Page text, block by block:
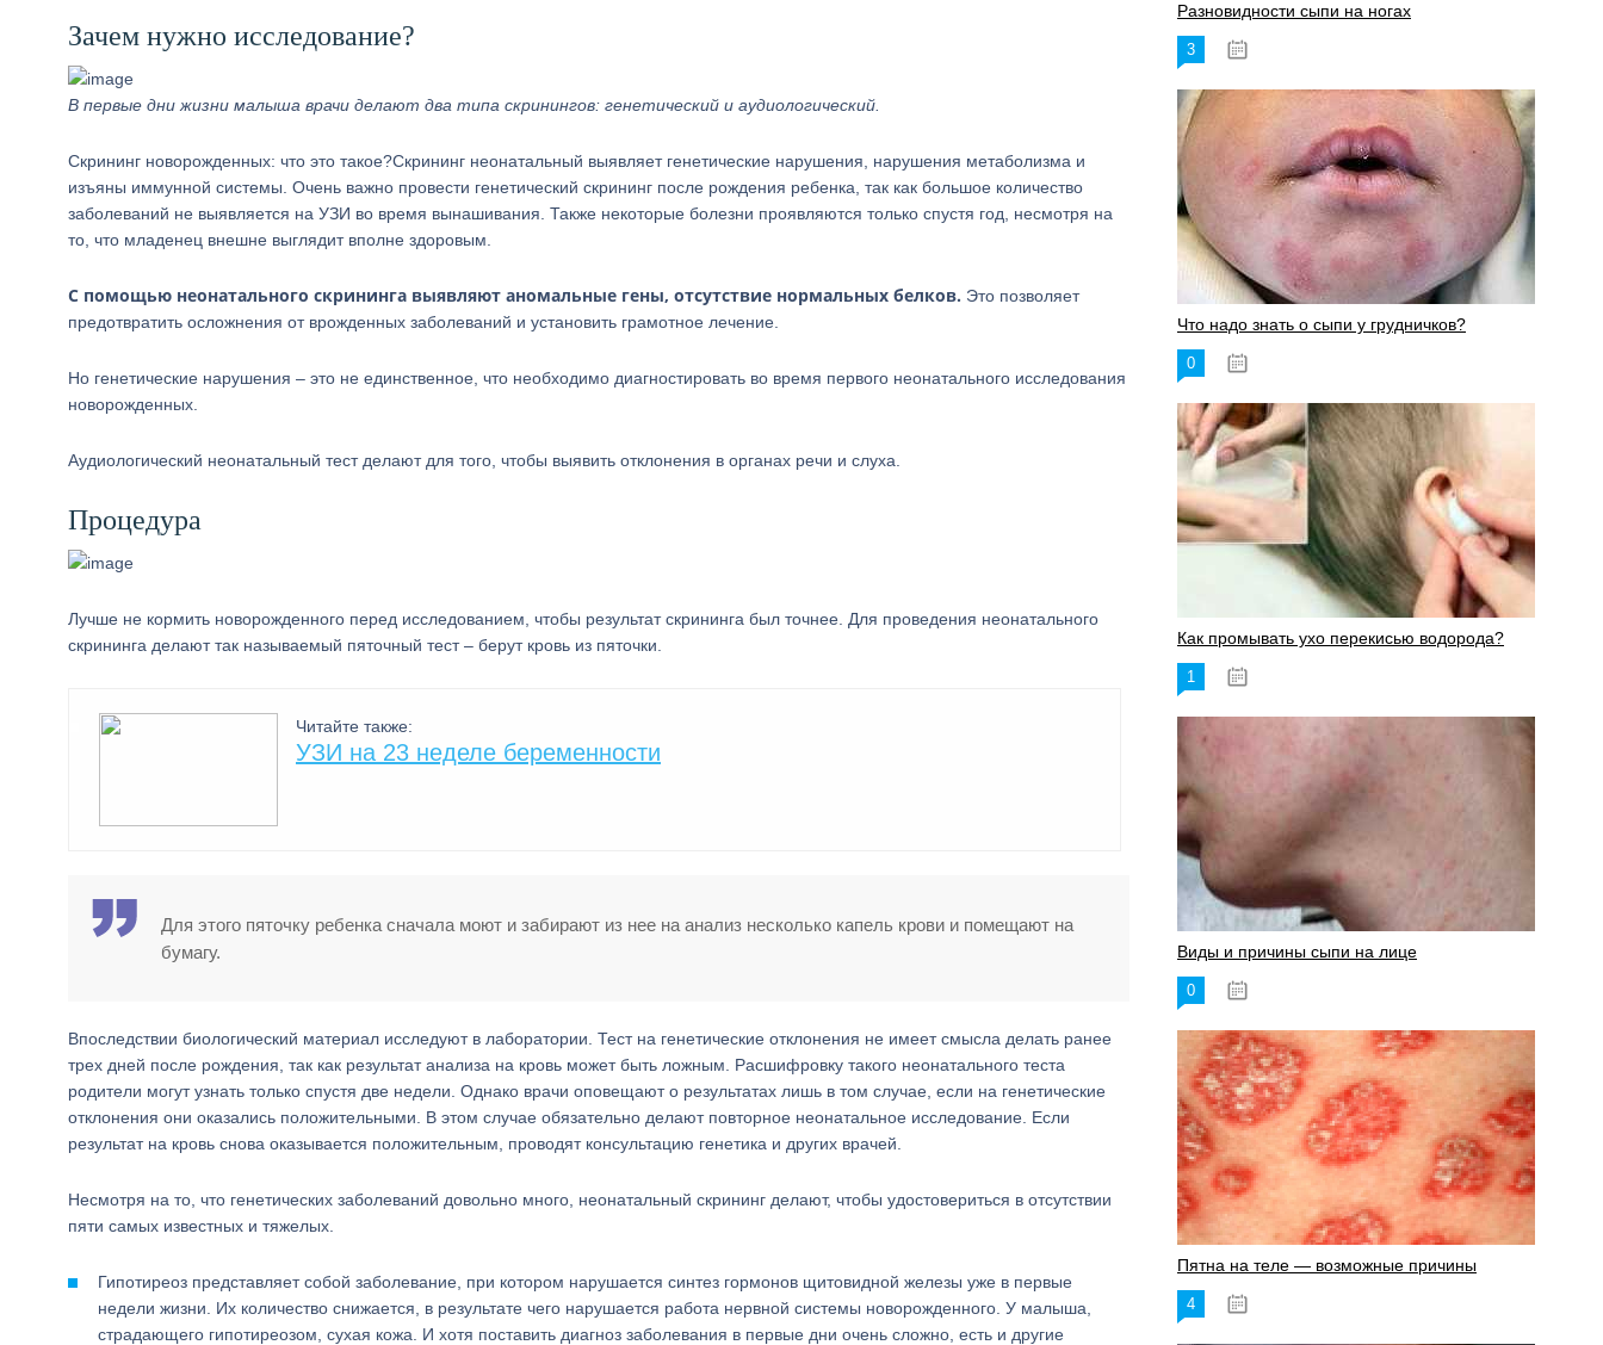
Зачем нужно исследование?
В первые дни жизни малыша врачи делают два типа скринингов: генетический и аудиологический.
Скрининг новорожденных: что это такое?Скрининг неонатальный выявляет генетические нарушения, нарушения метаболизма и
изъяны иммунной системы. Очень важно провести генетический скрининг после рождения ребенка, так как большое количество
заболеваний не выявляется на УЗИ во время вынашивания. Также некоторые болезни проявляются только спустя год, несмотря на
то, что младенец внешне выглядит вполне здоровым.
С помощью неонатального скрининга выявляют аномальные гены, отсутствие нормальных белков. Это позволяет
предотвратить осложнения от врожденных заболеваний и установить грамотное лечение.
Но генетические нарушения – это не единственное, что необходимо диагностировать во время первого неонатального исследования
новорожденных.
Аудиологический неонатальный тест делают для того, чтобы выявить отклонения в органах речи и слуха.
Процедура
Лучше не кормить новорожденного перед исследованием, чтобы результат скрининга был точнее. Для проведения неонатального
скрининга делают так называемый пяточный тест – берут кровь из пяточки.
Читайте также:
УЗИ на 23 неделе беременности
Для этого пяточку ребенка сначала моют и забирают из нее на анализ несколько капель крови и помещают на
бумагу.
Впоследствии биологический материал исследуют в лаборатории. Тест на генетические отклонения не имеет смысла делать ранее
трех дней после рождения, так как результат анализа на кровь может быть ложным. Расшифровку такого неонатального теста
родители могут узнать только спустя две недели. Однако врачи оповещают о результатах лишь в том случае, если на генетические
отклонения они оказались положительными. В этом случае обязательно делают повторное неонатальное исследование. Если
результат на кровь снова оказывается положительным, проводят консультацию генетика и других врачей.
Несмотря на то, что генетических заболеваний довольно много, неонатальный скрининг делают, чтобы удостовериться в отсутствии
пяти самых известных и тяжелых.
Гипотиреоз представляет собой заболевание, при котором нарушается синтез гормонов щитовидной железы уже в первые
недели жизни. Их количество снижается, в результате чего нарушается работа нервной системы новорожденного. У малыша,
страдающего гипотиреозом, сухая кожа. И хотя поставить диагноз заболевания в первые дни очень сложно, есть и другие
Разновидности сыпи на ногах
3
Что надо знать о сыпи у грудничков?
0
Как промывать ухо перекисью водорода?
1
Виды и причины сыпи на лице
0
Пятна на теле — возможные причины
4